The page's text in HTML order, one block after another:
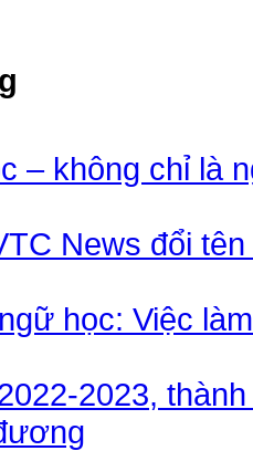
– không chỉ là
News đổi
học: Việc
2023,